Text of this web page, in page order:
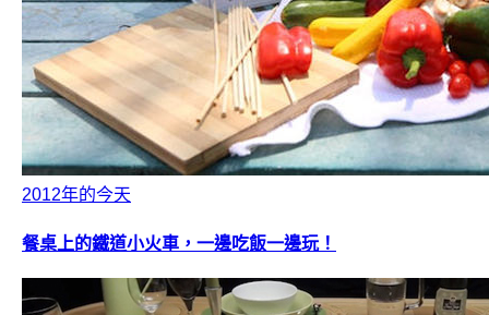
2012年的今天
餐桌上的鐵道小火車，一邊吃飯一邊玩！